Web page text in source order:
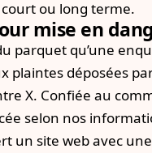
ou long terme.
mise en
parquet qu’une
plaintes déposées
X. Confiée au
selon nos
un site webavec